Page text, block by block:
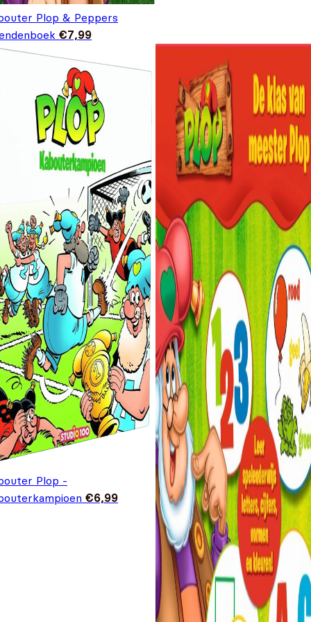
Plop & Peppers
€7,99
Plop -
€6,99